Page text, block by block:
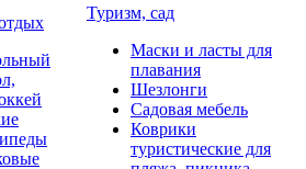
Туризм, сад
Маски и ласты для
плавания
Шезлонги
Садовая мебель
Коврики
туристические для